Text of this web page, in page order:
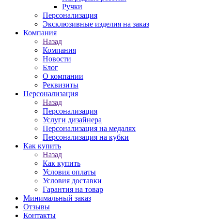
Ручки
Персонализация
Эксклюзивные изделия на заказ
Компания
Назад
Компания
Новости
Блог
О компании
Реквизиты
Персонализация
Назад
Персонализация
Услуги дизайнера
Персонализация на медалях
Персонализация на кубки
Как купить
Назад
Как купить
Условия оплаты
Условия доставки
Гарантия на товар
Минимальный заказ
Отзывы
Контакты